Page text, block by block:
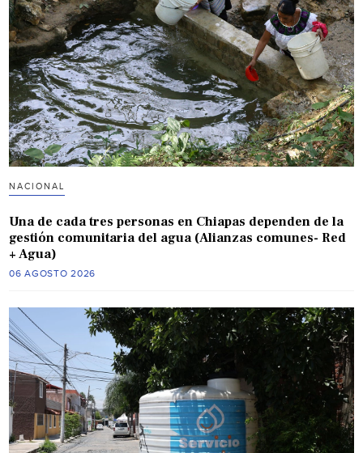
NACIONAL
Una de cada tres personas en Chiapas dependen de la
gestión comunitaria del agua (Alianzas comunes- Red
+ Agua)
06 AGOSTO 2026